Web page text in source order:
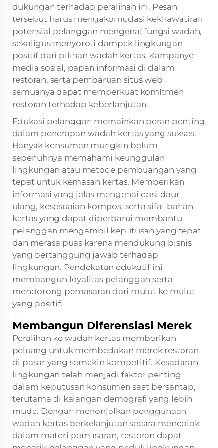
dukungan terhadap peralihan ini. Pesan
tersebut harus mengakomodasi kekhawatiran
potensial pelanggan mengenai fungsi wadah,
sekaligus menyoroti dampak lingkungan
positif dari pilihan wadah kertas. Kampanye
media sosial, papan informasi di dalam
restoran, serta pembaruan situs web
semuanya dapat memperkuat komitmen
restoran terhadap keberlanjutan.
Edukasi pelanggan memainkan peran penting
dalam penerapan wadah kertas yang sukses.
Banyak konsumen mungkin belum
sepenuhnya memahami keunggulan
lingkungan atau metode pembuangan yang
tepat untuk kemasan kertas. Memberikan
informasi yang jelas mengenai opsi daur
ulang, kesesuaian kompos, serta sifat bahan
kertas yang dapat diperbarui membantu
pelanggan mengambil keputusan yang tepat
dan merasa puas karena mendukung bisnis
yang bertanggung jawab terhadap
lingkungan. Pendekatan edukatif ini
membangun loyalitas pelanggan serta
mendorong pemasaran dari mulut ke mulut
yang positif.
Membangun Diferensiasi Merek
Peralihan ke wadah kertas memberikan
peluang untuk membedakan merek restoran
di pasar yang semakin kompetitif. Kesadaran
lingkungan telah menjadi faktor penting
dalam keputusan konsumen saat bersantap,
terutama di kalangan demografi yang lebih
muda. Dengan menonjolkan penggunaan
wadah kertas berkelanjutan secara mencolok
dalam materi pemasaran, restoran dapat